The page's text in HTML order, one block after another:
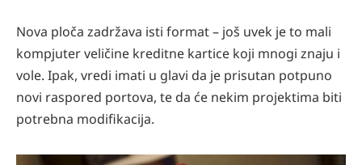
Nova ploča zadržava isti format – još uvek je to mali
kompjuter veličine kreditne kartice koji mnogi znaju i
vole. Ipak, vredi imati u glavi da je prisutan potpuno
novi raspored portova, te da će nekim projektima biti
potrebna modifikacija.